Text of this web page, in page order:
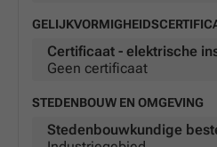
Certificaat - elektrische
Geen certificaat
STEDENBOUW EN OMGEVING
Stedenbouwkundige